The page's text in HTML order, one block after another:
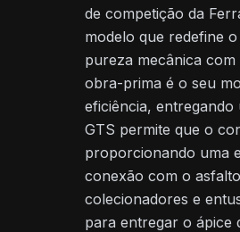
de competição da
modelo que redefine
pureza mecânica
obra-prima é o seu
eficiência,
GTS permite que o
proporcionando uma
conexão com o
colecionadores e
para entregar o ápice